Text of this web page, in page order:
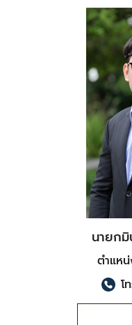
นายก
ตำแห
โ